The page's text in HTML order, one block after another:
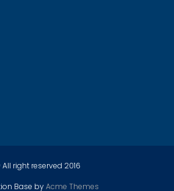
right reserved 2016
Base byAcme Themes